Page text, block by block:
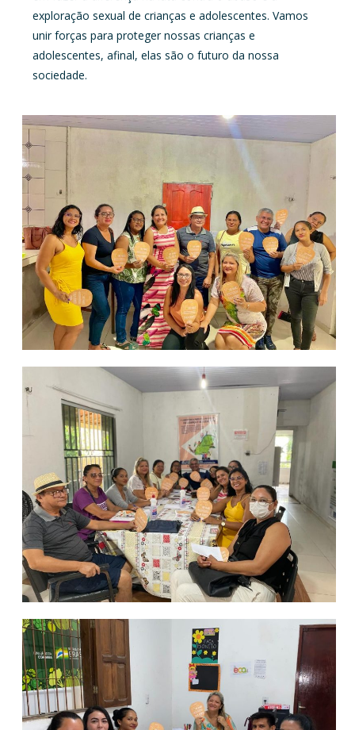
exploração sexual de crianças e adolescentes. Vamos
unir forças para proteger nossas crianças e
adolescentes, afinal, elas são o futuro da nossa
sociedade.